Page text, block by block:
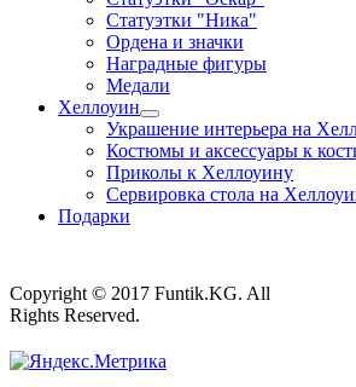
Статуэтки "Ника"
Ордена и значки
Наградные фигуры
Медали
Хеллоуин
Украшение интерьера на
Костюмы и аксессуары к
Приколы к Хеллоуину
Сервировка стола на
Подарки
Copyright © 2017 Funtik.KG. All
Rights Reserved.